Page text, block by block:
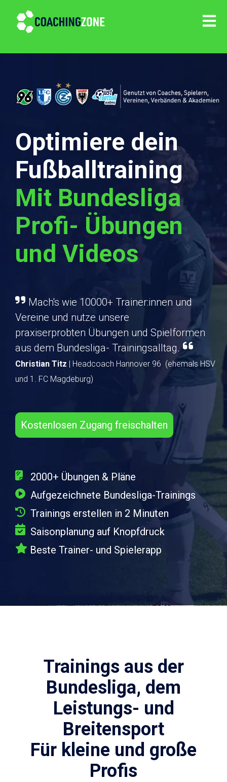
Optimiere dein
Fußballtraining
Mit Bundesliga
Profi- Übungen
und Videos
Mach's wie 10000+ Trainer:innen und
Vereine und nutze unsere
praxiserprobten Übungen und Spielformen
aus dem Bundesliga- Trainingsalltag.
Christian Titz | Headcoach Hannover 96 (ehemals HSV
und 1. FC Magdeburg)
Kostenlosen Zugang freischalten
2000+ Übungen & Pläne
Aufgezeichnete Bundesliga-Trainings
Trainings erstellen in 2 Minuten
Saisonplanung auf Knopfdruck
Beste Trainer- und Spielerapp
Trainings aus der
Bundesliga, dem
Leistungs- und
Breitensport
Für kleine und große
Profis